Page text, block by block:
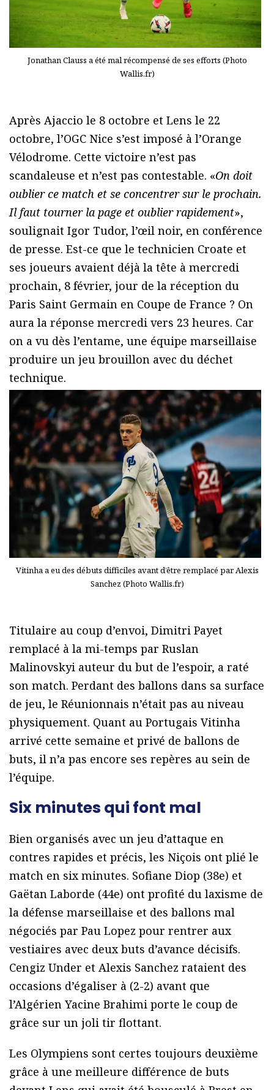
Jonathan Clauss a été mal récompensé de ses efforts (Photo
Wallis.fr)
Après Ajaccio le 8 octobre et Lens le 22
octobre, l’OGC Nice s’est imposé à l’Orange
Vélodrome. Cette victoire n’est pas
scandaleuse et n’est pas contestable. «On doit
oublier ce match et se concentrer sur le prochain.
Il faut tourner la page et oublier rapidement»,
soulignait Igor Tudor, l’œil noir, en conférence
de presse. Est-ce que le technicien Croate et
ses joueurs avaient déjà la tête à mercredi
prochain, 8 février, jour de la réception du
Paris Saint Germain en Coupe de France ? On
aura la réponse mercredi vers 23 heures. Car
on a vu dès l’entame, une équipe marseillaise
produire un jeu brouillon avec du déchet
technique.
Vitinha a eu des débuts difficiles avant d’être remplacé par Alexis
Sanchez (Photo Wallis.fr)
Titulaire au coup d’envoi, Dimitri Payet
remplacé à la mi-temps par Ruslan
Malinovskyi auteur du but de l’espoir, a raté
son match. Perdant des ballons dans sa surface
de jeu, le Réunionnais n’était pas au niveau
physiquement. Quant au Portugais Vitinha
arrivé cette semaine et privé de ballons de
buts, il n’a pas encore ses repères au sein de
l’équipe.
Six minutes qui font mal
Bien organisés avec un jeu d’attaque en
contres rapides et précis, les Niçois ont plié le
match en six minutes. Sofiane Diop (38e) et
Gaëtan Laborde (44e) ont profité du laxisme de
la défense marseillaise et des ballons mal
négociés par Pau Lopez pour rentrer aux
vestiaires avec deux buts d’avance décisifs.
Cengiz Under et Alexis Sanchez rataient des
occasions d’égaliser à (2-2) avant que
l’Algérien Yacine Brahimi porte le coup de
grâce sur un joli tir flottant.
Les Olympiens sont certes toujours deuxième
grâce à une meilleure différence de buts